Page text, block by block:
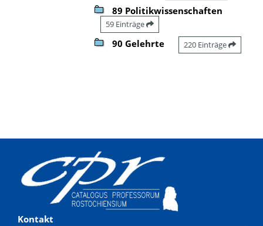
89 Politikwissenschaften
59 Einträge
90 Gelehrte 220 Einträge
Kontakt